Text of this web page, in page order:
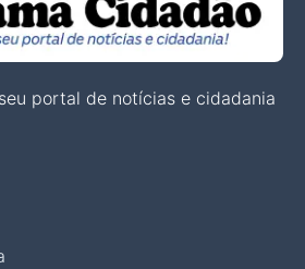
portal de notícias e cidadania